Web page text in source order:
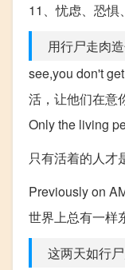
11、忧虑、恐惧
用行尸走肉
see,you don't
活，让他们在意
Only the living
只有活着的人才
Previously on
世界上总有一
这两天如行